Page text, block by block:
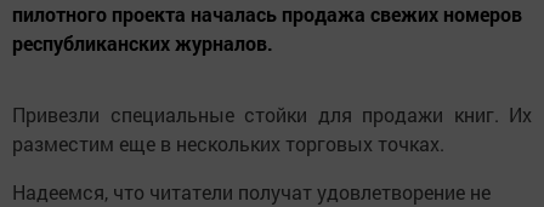
пилотного проекта началась продажа свежих номеров
республиканских журналов.
Привезли специальные стойки для продажи книг. Их
разместим еще в нескольких торговых точках.
Надеемся, что читатели получат удовлетворение не